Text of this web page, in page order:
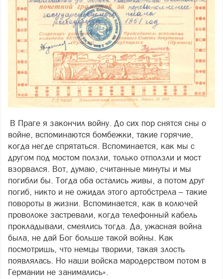
В Праге я закончил войну. До сих пор снятся сны о
войне, вспоминаются бомбежки, такие горячие,
когда негде спрятаться. Вспоминается, как мы с
другом под мостом ползли, только отползли и мост
взорвался. Вот, думаю, считанные минуты и мы
погибли бы. Тогда оба остались живы, а потом друг
погиб, никто и не ожидал этого артобстрела – такие
повороты в жизни. Вспоминается, как в колючей
проволоке застревали, когда телефонный кабель
прокладывали, смеялись тогда. Да, ужасная война
была, не дай Бог больше такой войны. Как
посмотришь, что немцы творили, такая злость
появлялась. Но наши войска мародерством потом в
Германии не занимались».